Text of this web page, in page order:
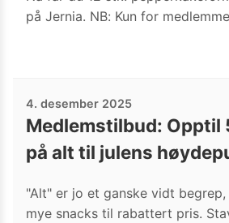
på Jernia. NB: Kun for
4. desember 2025
Medlemstilbud: Opptil
på alt til julens
"Alt" er jo et ganske vidt
mye snacks til rabattert pris.